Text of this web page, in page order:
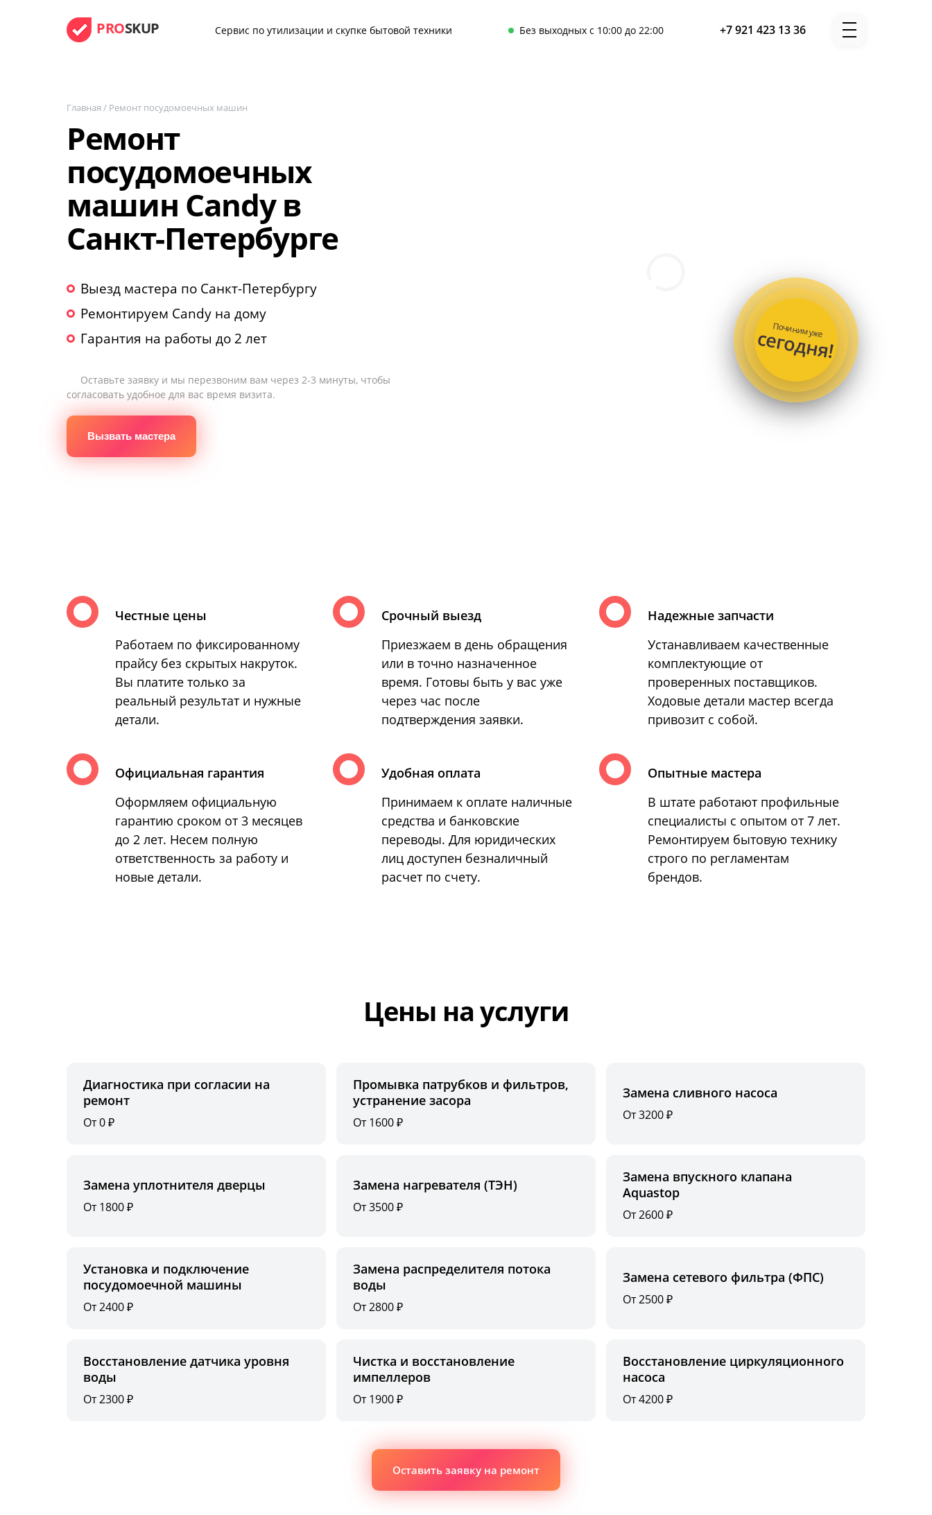
PROSKUP Сервис по утилизации и скупке бытовой техники Без выходных с 10:00 до 22:00 +7 921 423 13 36
Починим уже
сегодня!
Главная / Ремонт посудомоечных машин
Ремонт
посудомоечных
машин Candy в
Санкт-Петербурге
Выезд мастера по Санкт-Петербургу
Ремонтируем Candy на дому
Гарантия на работы до 2 лет
Оставьте заявку и мы перезвоним вам через 2-3 минуты, чтобы
согласовать удобное для вас время визита.
Вызвать мастера
Честные цены
Работаем по фиксированному
прайсу без скрытых накруток.
Вы платите только за
реальный результат и нужные
детали.
Срочный выезд
Приезжаем в день обращения
или в точно назначенное
время. Готовы быть у вас уже
через час после
подтверждения заявки.
Надежные запчасти
Устанавливаем качественные
комплектующие от
проверенных поставщиков.
Ходовые детали мастер всегда
привозит с собой.
Официальная гарантия
Оформляем официальную
гарантию сроком от 3 месяцев
до 2 лет. Несем полную
ответственность за работу и
новые детали.
Удобная оплата
Принимаем к оплате наличные
средства и банковские
переводы. Для юридических
лиц доступен безналичный
расчет по счету.
Опытные мастера
В штате работают профильные
специалисты с опытом от 7 лет.
Ремонтируем бытовую технику
строго по регламентам
брендов.
Цены на услуги
Диагностика при согласии на
ремонт
От 0 ₽
Промывка патрубков и фильтров,
устранение засора
От 1600 ₽
Замена сливного насоса
От 3200 ₽
Замена уплотнителя дверцы
От 1800 ₽
Замена нагревателя (ТЭН)
От 3500 ₽
Замена впускного клапана
Aquastop
От 2600 ₽
Установка и подключение
посудомоечной машины
От 2400 ₽
Замена распределителя потока
воды
От 2800 ₽
Замена сетевого фильтра (ФПС)
От 2500 ₽
Восстановление датчика уровня
воды
От 2300 ₽
Чистка и восстановление
импеллеров
От 1900 ₽
Восстановление циркуляционного
насоса
От 4200 ₽
Оставить заявку на ремонт